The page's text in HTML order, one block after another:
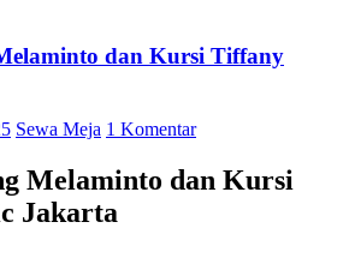
dan Kursi Tiffany
Sewa Meja 1 Komentar
Melaminto dan Kursi
Jakarta